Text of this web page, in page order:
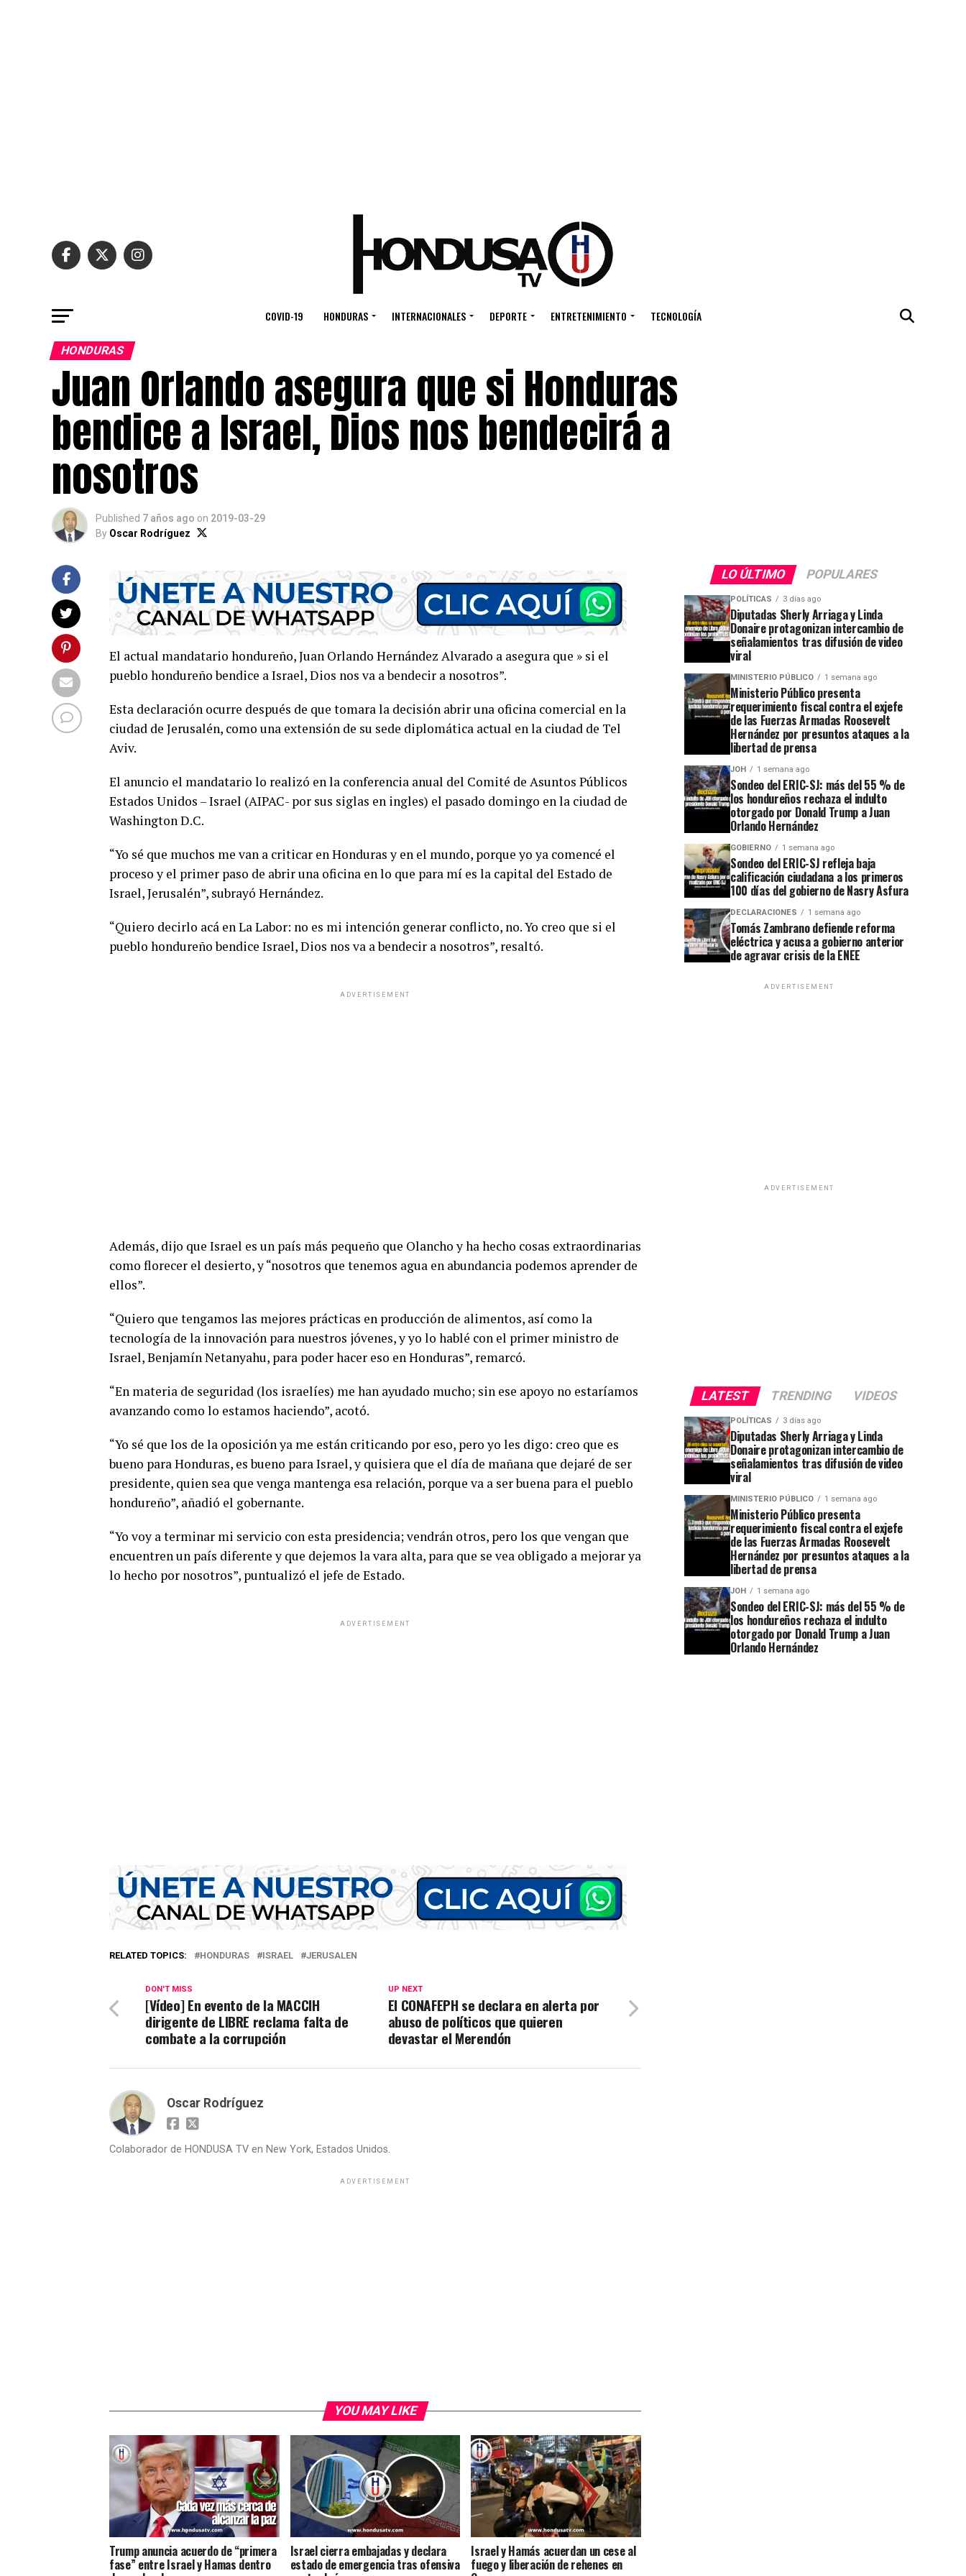
COVID-19 HONDURAS INTERNACIONALES DEPORTE ENTRETENIMIENTO TECNOLOGÍA
HONDURAS
Juan Orlando asegura que si Honduras
bendice a Israel, Dios nos bendecirá a
nosotros
Published 7 años ago on 2019-03-29
By Oscar Rodríguez
El actual mandatario hondureño, Juan Orlando Hernández Alvarado a asegura que » si el
pueblo hondureño bendice a Israel, Dios nos va a bendecir a nosotros”.
Esta declaración ocurre después de que tomara la decisión abrir una oficina comercial en la
ciudad de Jerusalén, como una extensión de su sede diplomática actual en la ciudad de Tel
Aviv.
El anuncio el mandatario lo realizó en la conferencia anual del Comité de Asuntos Públicos
Estados Unidos – Israel (AIPAC- por sus siglas en ingles) el pasado domingo en la ciudad de
Washington D.C.
“Yo sé que muchos me van a criticar en Honduras y en el mundo, porque yo ya comencé el
proceso y el primer paso de abrir una oficina en lo que para mí es la capital del Estado de
Israel, Jerusalén”, subrayó Hernández.
“Quiero decirlo acá en La Labor: no es mi intención generar conflicto, no. Yo creo que si el
pueblo hondureño bendice Israel, Dios nos va a bendecir a nosotros”, resaltó.
ADVERTISEMENT
Además, dijo que Israel es un país más pequeño que Olancho y ha hecho cosas extraordinarias
como florecer el desierto, y “nosotros que tenemos agua en abundancia podemos aprender de
ellos”.
“Quiero que tengamos las mejores prácticas en producción de alimentos, así como la
tecnología de la innovación para nuestros jóvenes, y yo lo hablé con el primer ministro de
Israel, Benjamín Netanyahu, para poder hacer eso en Honduras”, remarcó.
“En materia de seguridad (los israelíes) me han ayudado mucho; sin ese apoyo no estaríamos
avanzando como lo estamos haciendo”, acotó.
“Yo sé que los de la oposición ya me están criticando por eso, pero yo les digo: creo que es
bueno para Honduras, es bueno para Israel, y quisiera que el día de mañana que dejaré de ser
presidente, quien sea que venga mantenga esa relación, porque va a ser buena para el pueblo
hondureño”, añadió el gobernante.
“Yo voy a terminar mi servicio con esta presidencia; vendrán otros, pero los que vengan que
encuentren un país diferente y que dejemos la vara alta, para que se vea obligado a mejorar ya
lo hecho por nosotros”, puntualizó el jefe de Estado.
ADVERTISEMENT
RELATED TOPICS: HONDURAS ISRAEL JERUSALEN
UP NEXT
El CONAFEPH se declara en alerta por
abuso de políticos que quieren
devastar el Merendón
DON'T MISS
[Vídeo] En evento de la MACCIH
dirigente de LIBRE reclama falta de
combate a la corrupción
Oscar Rodríguez
Colaborador de HONDUSA TV en New York, Estados Unidos.
ADVERTISEMENT
YOU MAY LIKE
Trump anuncia acuerdo de “primera
fase” entre Israel y Hamas dentro
Israel cierra embajadas y declara
estado de emergencia tras ofensiva
Israel y Hamás acuerdan un cese al
fuego y liberación de rehenes en
LO ÚLTIMO POPULARES
POLÍTICAS 3 días ago
Diputadas Sherly Arriaga y Linda
Donaire protagonizan intercambio de
señalamientos tras difusión de video
viral
MINISTERIO PÚBLICO 1 semana ago
Ministerio Público presenta
requerimiento fiscal contra el exjefe
de las Fuerzas Armadas Roosevelt
Hernández por presuntos ataques a la
libertad de prensa
JOH 1 semana ago
Sondeo del ERIC-SJ: más del 55 % de
los hondureños rechaza el indulto
otorgado por Donald Trump a Juan
Orlando Hernández
GOBIERNO 1 semana ago
Sondeo del ERIC-SJ refleja baja
calificación ciudadana a los primeros
100 días del gobierno de Nasry Asfura
DECLARACIONES 1 semana ago
Tomás Zambrano defiende reforma
eléctrica y acusa a gobierno anterior
de agravar crisis de la ENEE
ADVERTISEMENT
ADVERTISEMENT
LATEST TRENDING VIDEOS
POLÍTICAS 3 días ago
Diputadas Sherly Arriaga y Linda
Donaire protagonizan intercambio de
señalamientos tras difusión de video
viral
MINISTERIO PÚBLICO 1 semana ago
Ministerio Público presenta
requerimiento fiscal contra el exjefe
de las Fuerzas Armadas Roosevelt
Hernández por presuntos ataques a la
libertad de prensa
JOH 1 semana ago
Sondeo del ERIC-SJ: más del 55 % de
los hondureños rechaza el indulto
otorgado por Donald Trump a Juan
Orlando Hernández